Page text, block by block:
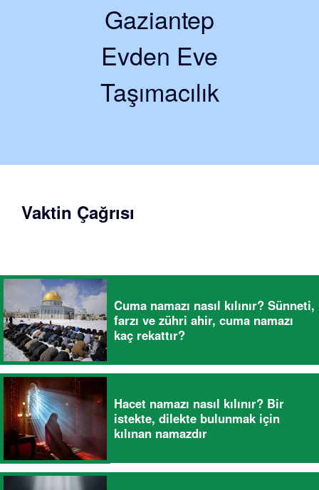
Gaziantep
Evden Eve
Taşımacılık
Vaktin Çağrısı
Cuma namazı nasıl kılınır? Sünneti,
farzı ve zühri ahir, cuma namazı
kaç rekattır?
Hacet namazı nasıl kılınır? Bir
istekte, dilekte bulunmak için
kılınan namazdır